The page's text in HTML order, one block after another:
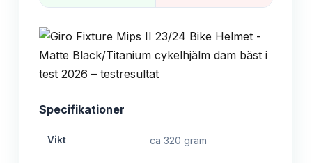
Specifikationer
Vikt ca 320 gram